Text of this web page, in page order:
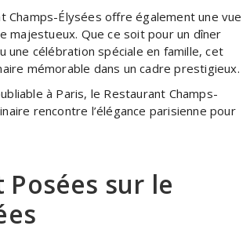
Champs-Élysées offre également une vue
majestueux. Que ce soit pour un dîner
une célébration spéciale en famille, cet
mémorable dans un cadre prestigieux.
à Paris, le Restaurant Champs-
rencontre l’élégance parisienne pour
sur le